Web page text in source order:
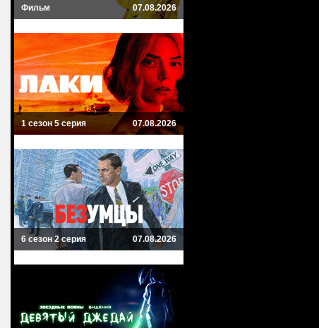
Фильм 07.08.2026
1 сезон 5 серия 07.08.2026
6 сезон 2 серия 07.08.2026